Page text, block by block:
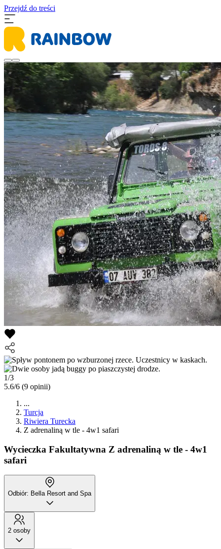
Przejdź do treści
1/3
5.6/6 (9 opinii)
...
Turcja
Riwiera Turecka
Z adrenaliną w tle - 4w1 safari
Wycieczka Fakultatywna Z adrenaliną w tle - 4w1
safari
Odbiór: Bella Resort and Spa
2 osoby